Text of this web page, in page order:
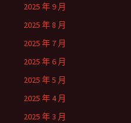
2025 年 9 月
2025 年 8 月
2025 年 7 月
2025 年 6 月
2025 年 5 月
2025 年 4 月
2025 年 3 月